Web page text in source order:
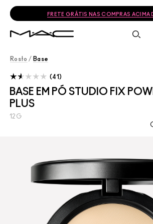
FRETE GRÁTIS NAS COMPRAS ACIMA
Rosto / Base
BASE EM PÓ STUDIO FIX
PLUS
12G
41